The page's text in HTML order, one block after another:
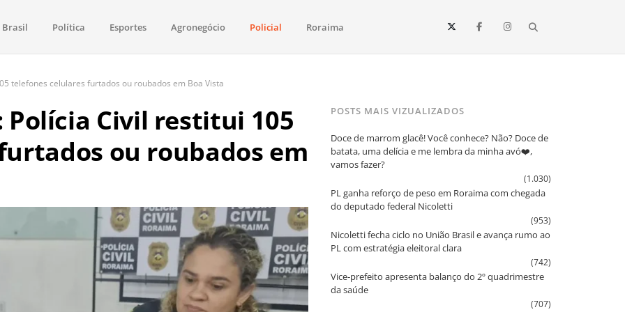
saúde, esportes, economia e os principais acontecimentos de Boa Vista e todo o estado de Roraima. Fique sempre informado
Brasil Política Esportes Agronegócio Policial Roraima
telefones celulares furtados ou roubados em Boa Vista
Polícia Civil restitui 105
ou roubados em
POSTS MAIS VIZUALIZADOS
Doce de marrom glacê! Você conhece? Não? Doce de
batata, uma delícia e me lembra da minha avó❤️,
vamos fazer?
(1.030)
PL ganha reforço de peso em Roraima com chegada
do deputado federal Nicoletti
(953)
Nicoletti fecha ciclo no União Brasil e avança rumo ao
PL com estratégia eleitoral clara
(742)
Vice‑prefeito apresenta balanço do 2º quadrimestre
da saúde
(707)